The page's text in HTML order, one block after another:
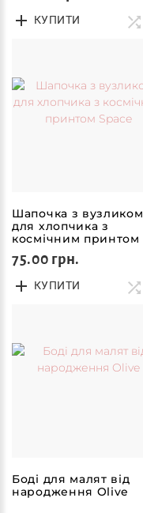
КУПИТИ
Шапочка з вузликом
для хлопчика з
космічним принтом
75.00 грн.
КУПИТИ
Боді для малят від
народження Olive